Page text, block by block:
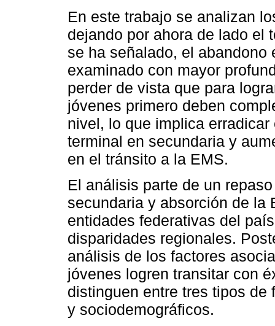
En este trabajo se analizan
dejando por ahora de lado el
se ha señalado, el abandono
examinado con mayor
perder de vista que para
jóvenes primero deben
nivel, lo que implica
terminal en secundaria y
en el tránsito a la EMS.
El análisis parte de un
secundaria y absorción de la
entidades federativas del
disparidades regionales.
análisis de los factores
jóvenes logren transitar con
distinguen entre tres tipos
y sociodemográficos.